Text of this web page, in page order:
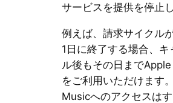
サービスを提供を停止し
例えば、請求サイクル
1日に終了する場合、キ
ル後もその日まで
をご利用いただけます
Musicへのアクセスは